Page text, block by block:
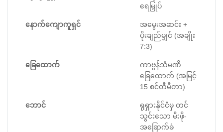
ရေမြှုပ်
နောက်ကျောကူရှင်
အမွေးအဆင်း +
ပိုးချည်မျှင် (အချိုး
7:3)
ခြေထောက်
ကာဗွန်သံမဏိ
ခြေထောက် (အမြင့်
15 စင်တီမီတာ)
ဘောင်
ရုရှားနိုင်ငံမှ တင်
သွင်းသော မီးဖို-
အခြောက်ခံ